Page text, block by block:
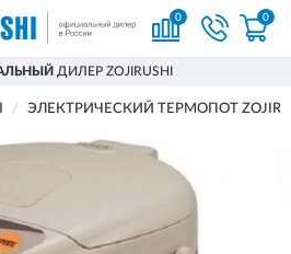
0 0
ДИЛЕР ZOJIRUSHI
ЭЛЕКТРИЧЕСКИЙ ТЕРМОПОТ